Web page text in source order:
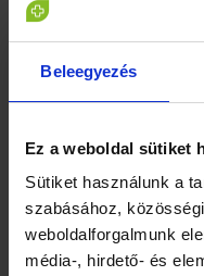
Beleegyezés
Ez a weboldal sütiket
Sütiket használunk a
szabásához,
weboldalforgalmunk
média-, hirdető- és
Idelyn Beliema Expert intim
mosakodó 200ml
HOL ELÉRHETŐ?